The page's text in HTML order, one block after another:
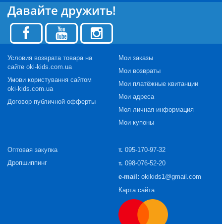
Давайте дружить!
Условия возврата товара на
сайте oki-kids.com.ua
Умови користування сайтом
oki-kids.com.ua
Договор публичной офферты
Мои заказы
Мои возвраты
Мои платёжные квитанции
Мои адреса
Моя личная информация
Мои купоны
Оптовая закупка
Дропшиппинг
т. 095-170-97-32
т. 098-076-52-20
e-mail: okikids1@gmail.com
Карта сайта